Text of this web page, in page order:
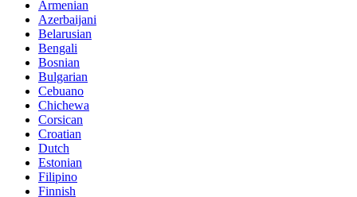
Armenian
Azerbaijani
Belarusian
Bengali
Bosnian
Bulgarian
Cebuano
Chichewa
Corsican
Croatian
Dutch
Estonian
Filipino
Finnish